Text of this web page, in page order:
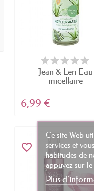
Jean & Len Eau
micellaire
6,99 €
favorite_border
Ce site Web
services et
habitudes de
appuyez sur
Plus